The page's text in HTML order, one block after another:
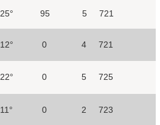
25° 95 5 721
12° 0 4 721
22° 0 5 725
11° 0 2 723